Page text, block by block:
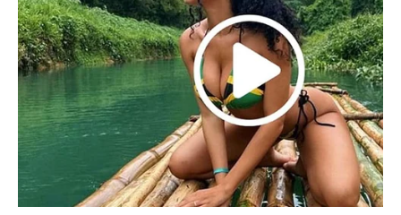
VAGA
Ovaj vikend donosi odluku. Subota može biti dan kada
presečeš nešto što te dugo muči.
U ljubavi – partner traži jasne odgovore.
Ako si slobodan – neko ti šalje signal, ali ti moraš
napraviti prvi korak.